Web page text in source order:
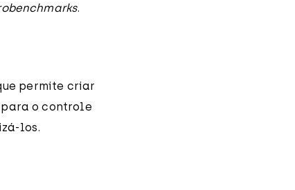
.
permite criar
o controle
los.